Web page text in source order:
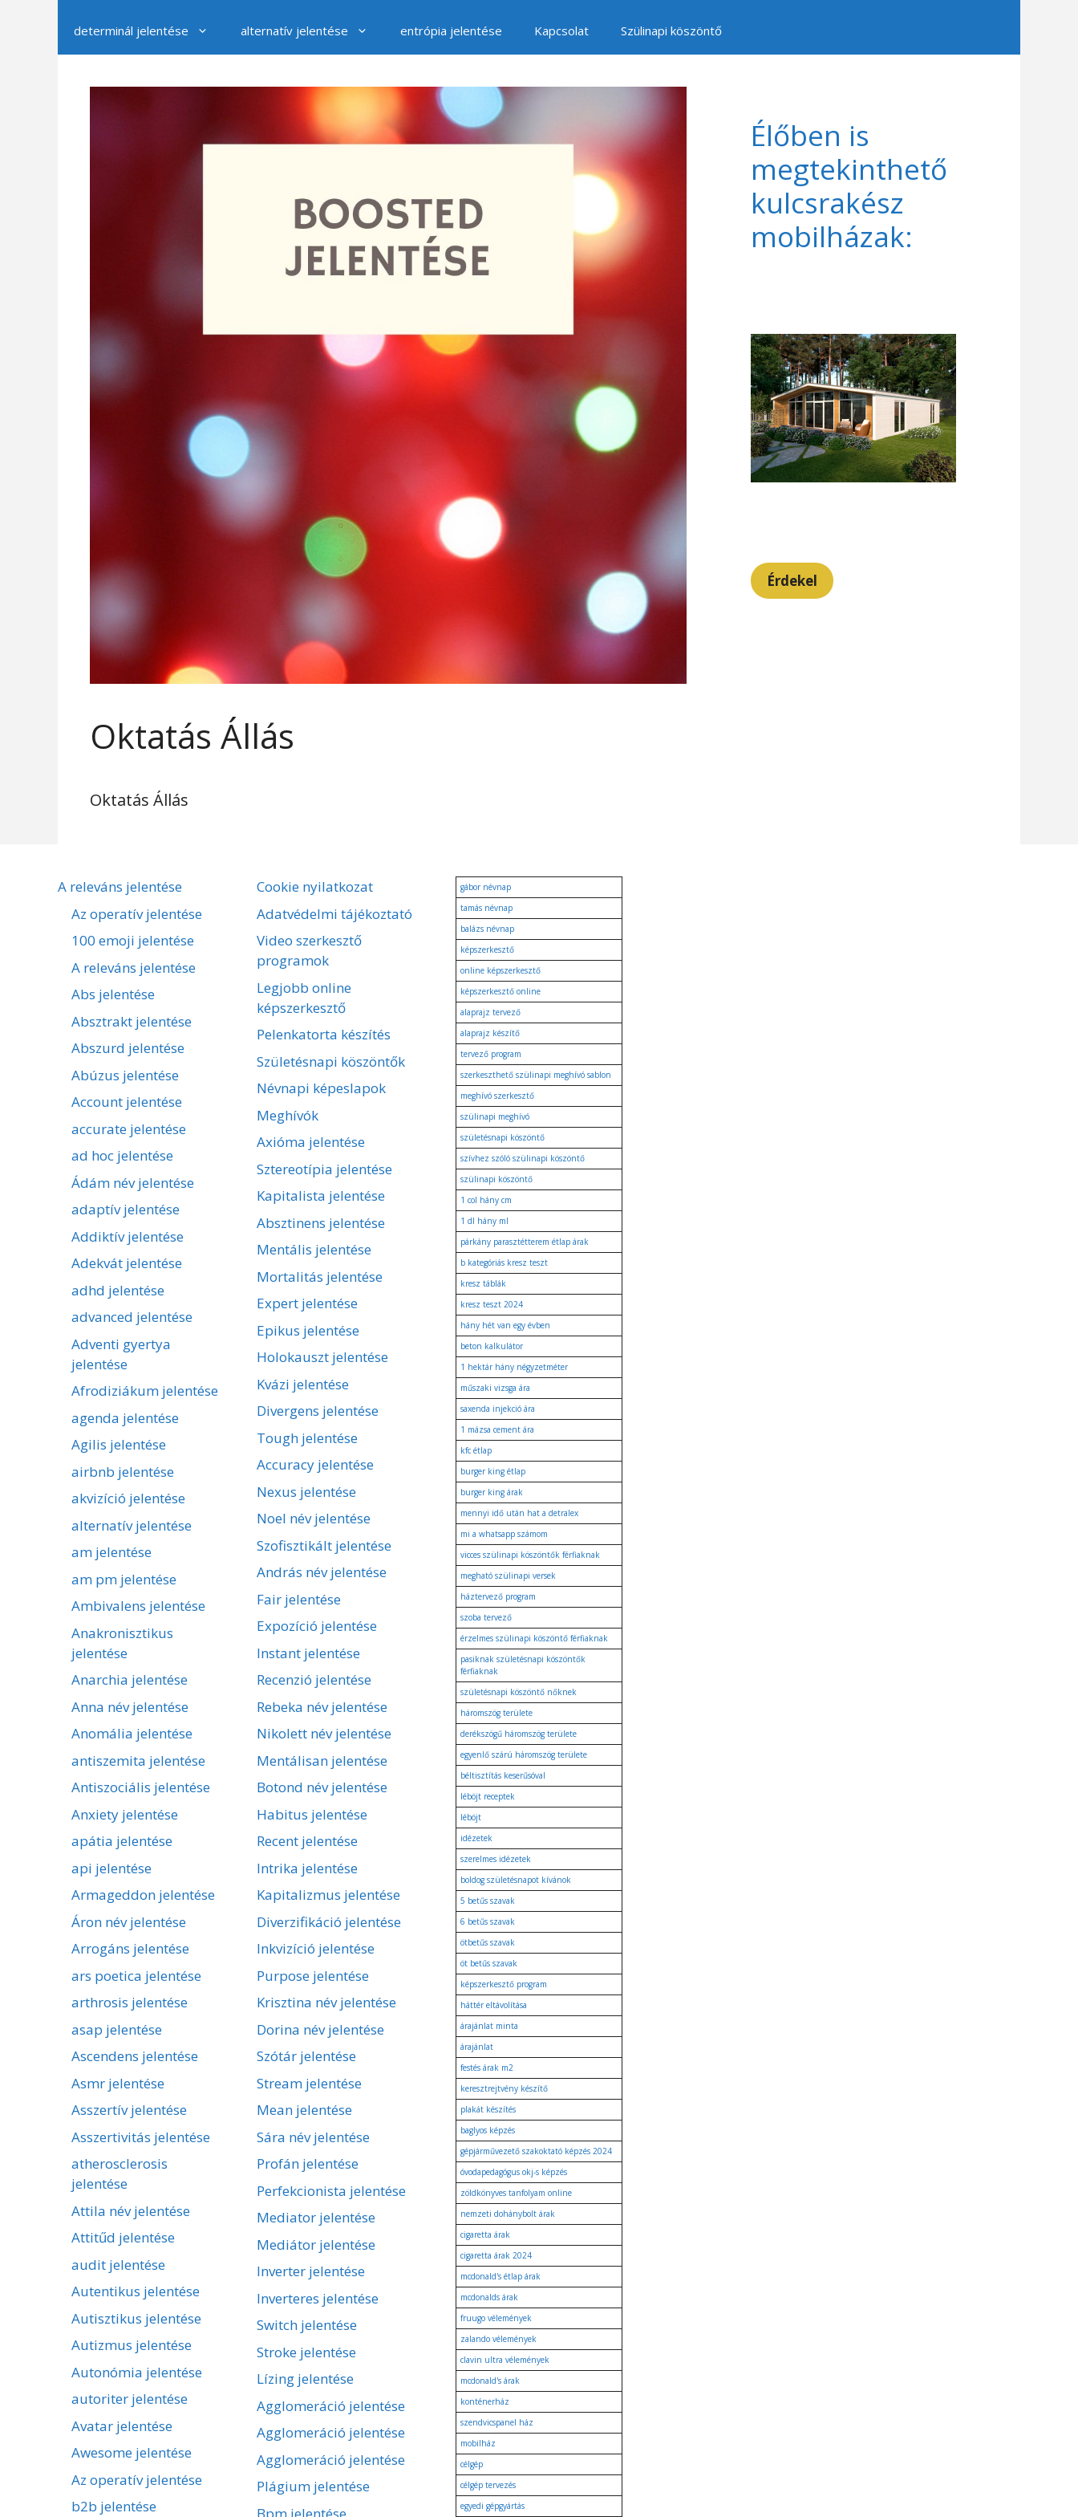
determinál jelentése alternatív jelentése entrópia jelentése Kapcsolat Szülinapi köszöntő
Oktatás Állás
Oktatás Állás
Élőben is
megtekinthető
kulcsrakész
mobilházak:
Érdekel
A releváns jelentése
Az operatív jelentése
100 emoji jelentése
A releváns jelentése
Abs jelentése
Absztrakt jelentése
Abszurd jelentése
Abúzus jelentése
Account jelentése
accurate jelentése
ad hoc jelentése
Ádám név jelentése
adaptív jelentése
Addiktív jelentése
Adekvát jelentése
adhd jelentése
advanced jelentése
Adventi gyertya
jelentése
Afrodiziákum jelentése
agenda jelentése
Agilis jelentése
airbnb jelentése
akvizíció jelentése
alternatív jelentése
am jelentése
am pm jelentése
Ambivalens jelentése
Anakronisztikus
jelentése
Anarchia jelentése
Anna név jelentése
Anomália jelentése
antiszemita jelentése
Antiszociális jelentése
Anxiety jelentése
apátia jelentése
api jelentése
Armageddon jelentése
Áron név jelentése
Arrogáns jelentése
ars poetica jelentése
arthrosis jelentése
asap jelentése
Ascendens jelentése
Asmr jelentése
Asszertív jelentése
Asszertivitás jelentése
atherosclerosis
jelentése
Attila név jelentése
Attitűd jelentése
audit jelentése
Autentikus jelentése
Autisztikus jelentése
Autizmus jelentése
Autonómia jelentése
autoriter jelentése
Avatar jelentése
Awesome jelentése
Az operatív jelentése
b2b jelentése
Cookie nyilatkozat
Adatvédelmi tájékoztató
Video szerkesztő
programok
Legjobb online
képszerkesztő
Pelenkatorta készítés
Születésnapi köszöntők
Névnapi képeslapok
Meghívók
Axióma jelentése
Sztereotípia jelentése
Kapitalista jelentése
Absztinens jelentése
Mentális jelentése
Mortalitás jelentése
Expert jelentése
Epikus jelentése
Holokauszt jelentése
Kvázi jelentése
Divergens jelentése
Tough jelentése
Accuracy jelentése
Nexus jelentése
Noel név jelentése
Szofisztikált jelentése
András név jelentése
Fair jelentése
Expozíció jelentése
Instant jelentése
Recenzió jelentése
Rebeka név jelentése
Nikolett név jelentése
Mentálisan jelentése
Botond név jelentése
Habitus jelentése
Recent jelentése
Intrika jelentése
Kapitalizmus jelentése
Diverzifikáció jelentése
Inkvizíció jelentése
Purpose jelentése
Krisztina név jelentése
Dorina név jelentése
Szótár jelentése
Stream jelentése
Mean jelentése
Sára név jelentése
Profán jelentése
Perfekcionista jelentése
Mediator jelentése
Mediátor jelentése
Inverter jelentése
Inverteres jelentése
Switch jelentése
Stroke jelentése
Lízing jelentése
Agglomeráció jelentése
Agglomeráció jelentése
Agglomeráció jelentése
Plágium jelentése
Bpm jelentése
gábor névnap
tamás névnap
balázs névnap
képszerkesztő
online képszerkesztő
képszerkesztő online
alaprajz tervező
alaprajz készítő
tervező program
szerkeszthető szülinapi meghívó sablon
meghívó szerkesztő
szülinapi meghívó
születésnapi köszöntő
szívhez szóló szülinapi köszöntő
szülinapi köszöntő
1 col hány cm
1 dl hány ml
párkány parasztétterem étlap árak
b kategóriás kresz teszt
kresz táblák
kresz teszt 2024
hány hét van egy évben
beton kalkulátor
1 hektár hány négyzetméter
műszaki vizsga ára
saxenda injekció ára
1 mázsa cement ára
kfc étlap
burger king étlap
burger king árak
mennyi idő után hat a detralex
mi a whatsapp számom
vicces szülinapi köszöntők férfiaknak
megható szülinapi versek
háztervező program
szoba tervező
érzelmes szülinapi köszöntő férfiaknak
pasiknak születésnapi köszöntők
férfiaknak
születésnapi köszöntő nőknek
háromszög területe
derékszögű háromszög területe
egyenlő szárú háromszög területe
béltisztítás keserűsóval
léböjt receptek
léböjt
idézetek
szerelmes idézetek
boldog születésnapot kívánok
5 betűs szavak
6 betűs szavak
ötbetűs szavak
öt betűs szavak
képszerkesztő program
háttér eltávolítása
árajánlat minta
árajánlat
festés árak m2
keresztrejtvény készítő
plakát készítés
baglyos képzés
gépjárművezető szakoktató képzés 2024
óvodapedagógus okj-s képzés
zöldkönyves tanfolyam online
nemzeti dohánybolt árak
cigaretta árak
cigaretta árak 2024
mcdonald's étlap árak
mcdonalds árak
fruugo vélemények
zalando vélemények
clavin ultra vélemények
mcdonald's árak
konténerház
szendvicspanel ház
mobilház
célgép
célgép tervezés
egyedi gépgyártás